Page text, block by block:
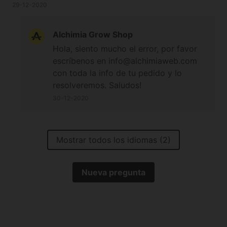
Alchimia Grow Shop
Mostrar todos los idiomas (2)
Nueva pregunta